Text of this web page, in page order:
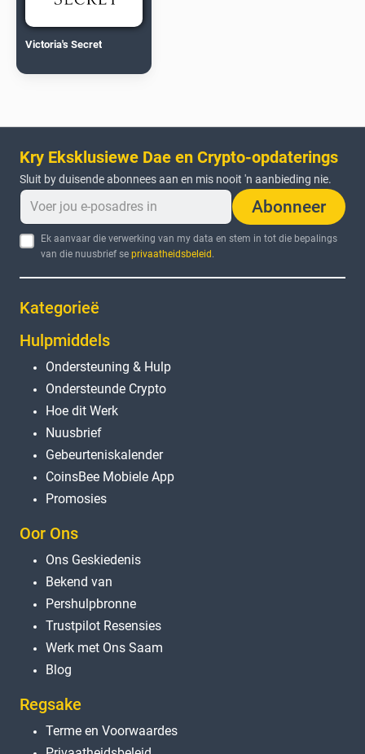
Victoria's Secret
Kry Eksklusiewe Dae en Crypto-opdaterings
Sluit by duisende abonnees aan en mis nooit 'n aanbieding nie.
Abonneer
Ek aanvaar die verwerking van my data en stem in tot die bepalings
van die nuusbrief seprivaatheidsbeleid.
Kategorieë
Hulpmiddels
Ondersteuning & Hulp
Ondersteunde Crypto
Hoe dit Werk
Nuusbrief
Gebeurteniskalender
CoinsBee Mobiele App
Promosies
Oor Ons
Ons Geskiedenis
Bekend van
Pershulpbronne
Trustpilot Resensies
Werk met Ons Saam
Blog
Regsake
Terme en Voorwaardes